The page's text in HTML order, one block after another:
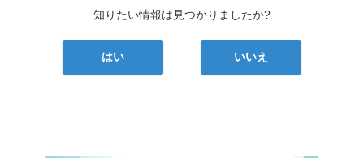
知りたい情報は見つかりましたか?
はい いいえ